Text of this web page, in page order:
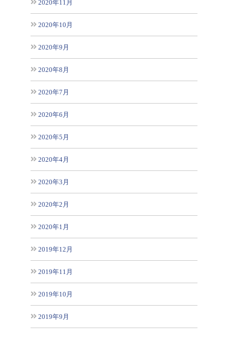
2020年11月
2020年10月
2020年9月
2020年8月
2020年7月
2020年6月
2020年5月
2020年4月
2020年3月
2020年2月
2020年1月
2019年12月
2019年11月
2019年10月
2019年9月